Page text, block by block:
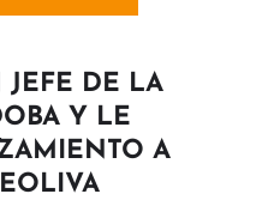
DE LA
Y LE
A